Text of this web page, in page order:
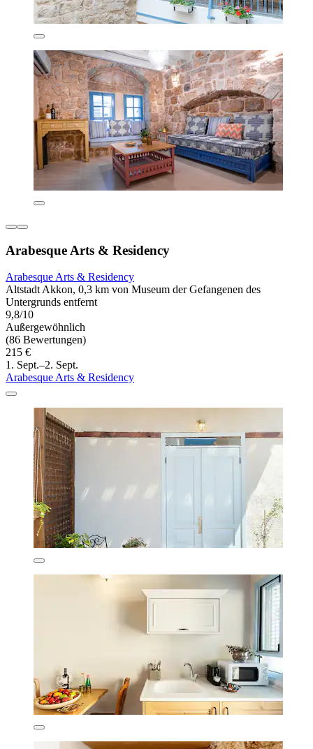
Arabesque Arts & Residency
Arabesque Arts & Residency
Altstadt Akkon, 0,3 km von Museum der Gefangenen des
Untergrunds entfernt
9,8/10
Außergewöhnlich
(86 Bewertungen)
215 €
1. Sept.–2. Sept.
Arabesque Arts & Residency